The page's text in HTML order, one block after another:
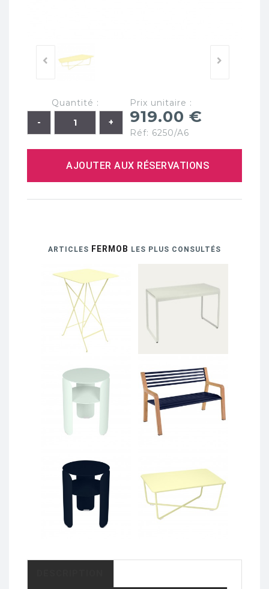
Quantité : Prix unitaire :
919.00 €
Réf: 6250/A6
AJOUTER AUX RÉSERVATIONS
ARTICLES FERMOB LES PLUS CONSULTÉS